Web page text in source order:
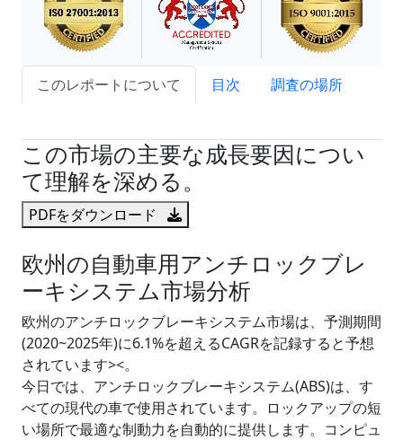
このレポートについて 目次
調査の場所
この市場の主要な成長要因につい
て理解を深める。
PDFをダウンロード
欧州の自動車用アンチロックブレ
ーキシステム市場分析
欧州のアンチロックブレーキシステム市場は、予測期間
(2020~2025年)に6.1%を超えるCAGRを記録すると予想
されています><。
今日では、アンチロックブレーキシステム(ABS)は、す
べての現代の車で使用されています。ロックアップの短
い場所で最適な制動力を自動的に提供します。コンピュ